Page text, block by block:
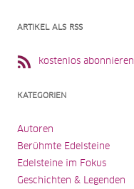
ARTIKEL ALS RSS
kostenlos abonnieren
KATEGORIEN
Autoren
Berühmte Edelsteine
Edelsteine im Fokus
Geschichten & Legenden